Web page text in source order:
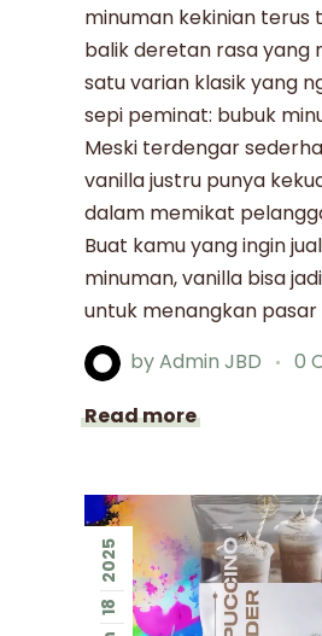
minuman kekinian terus
balik deretan rasa yang
satu varian klasik yang
sepi peminat: bubuk
Meski terdengar
vanilla justru punya
dalam memikat
Buat kamu yang ingin
minuman, vanilla bisa
untuk menangkan pasar
byAdmin JBD
0
Read more
18
2025